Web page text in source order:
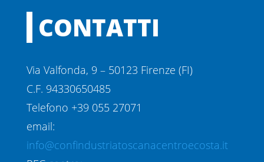
CONTATTI
Via Valfonda, 9 – 50123 Firenze (FI)
C.F. 94330650485
Telefono +39 055 27071
email:
info@confindustriatoscanacentroecosta.it